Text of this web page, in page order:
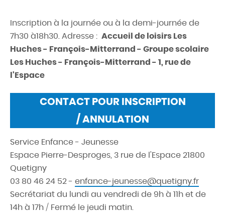
Inscription à la journée ou à la demi-journée de
7h30 à18h30.Adresse : Accueil de loisirs Les
Huches - François-Mitterrand - Groupe scolaire
Les Huches - François-Mitterrand - 1, rue de
l'Espace
CONTACT POUR INSCRIPTION
/ ANNULATION
Service Enfance - Jeunesse
Espace Pierre-Desproges, 3 rue de l'Espace 21800
Quetigny
03 80 46 24 52 - enfance-jeunesse@quetigny.fr
Secrétariat du lundi au vendredi de 9h à 11h et de
14h à 17h / Fermé le jeudi matin.